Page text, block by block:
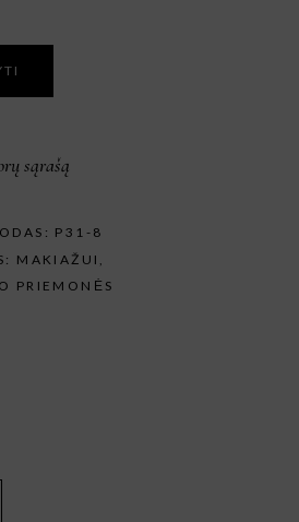
sąrašą
P31-8
MAKIAŽUI ,
PRIEMONĖS